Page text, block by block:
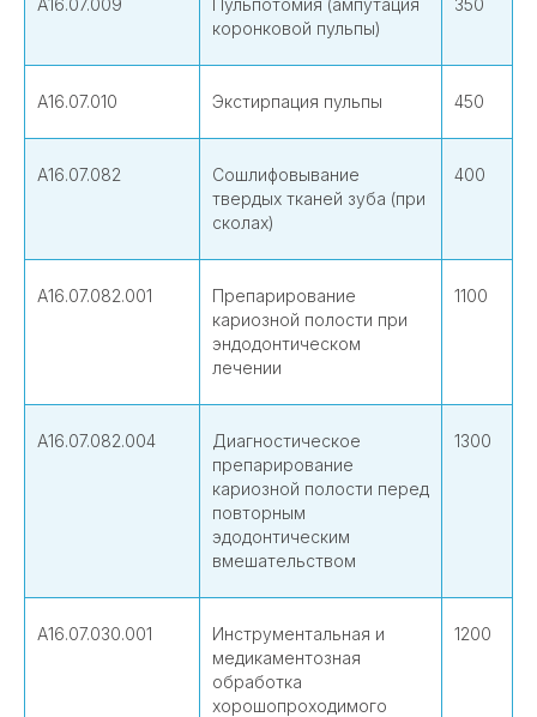
А16.07.009
Пульпотомия (ампутация
коронковой пульпы)
350
А16.07.010 Экстирпация пульпы 450
А16.07.082
Сошлифовывание
твердых тканей зуба (при
сколах)
400
А16.07.082.001
Препарирование
кариозной полости при
эндодонтическом
лечении
1100
А16.07.082.004
Диагностическое
препарирование
кариозной полости перед
повторным
эдодонтическим
вмешательством
1300
А16.07.030.001
Инструментальная и
медикаментозная
обработка
хорошопроходимого
1200